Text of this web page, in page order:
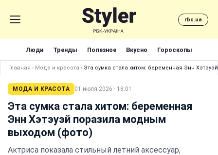
rbc.ua
Люди Тренды Полезное Вкусно Гороскопы
Главная › Мода и красота › Эта сумка стала хитом: беременная Энн
МОДА И КРАСОТА 01 июля 2026 · 18:01
Эта сумка стала хитом: беременная
Энн Хэтэуэй поразила модным
выходом (фото)
Актриса показала стильный летний аксессуар,